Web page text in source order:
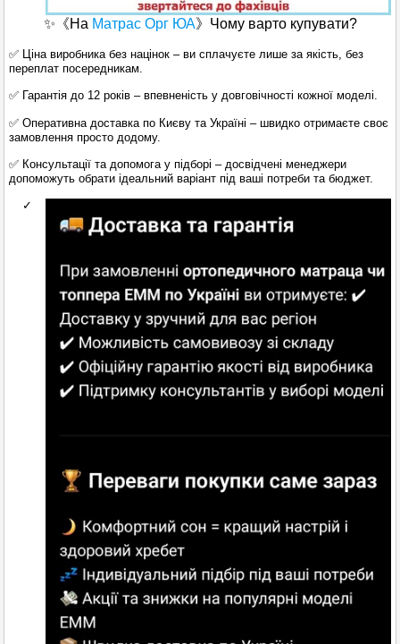
✨《На Матрас Орг ЮА》Чому варто купувати?
✅ Ціна виробника без націнок – ви сплачуєте лише за якість, без
переплат посередникам.
✅ Гарантія до 12 років – впевненість у довговічності кожної моделі.
✅ Оперативна доставка по Києву та Україні – швидко отримаєте своє
замовлення просто додому.
✅ Консультації та допомога у підборі – досвідчені менеджери
допоможуть обрати ідеальний варіант під ваші потреби та бюджет.
✓